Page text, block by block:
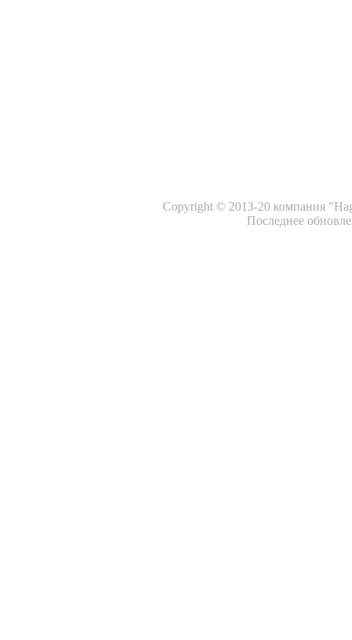
Copyright © 2013-20 компания
Последнее